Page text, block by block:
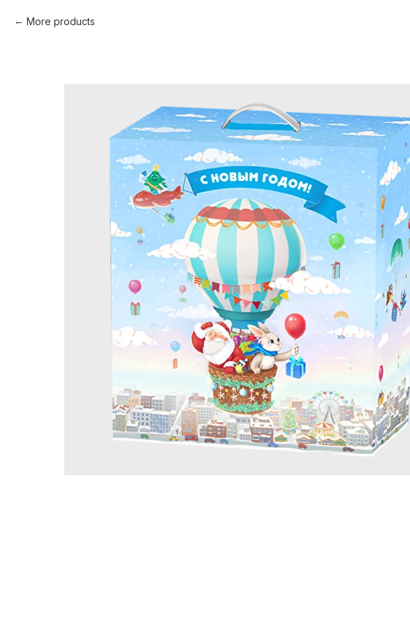
More products